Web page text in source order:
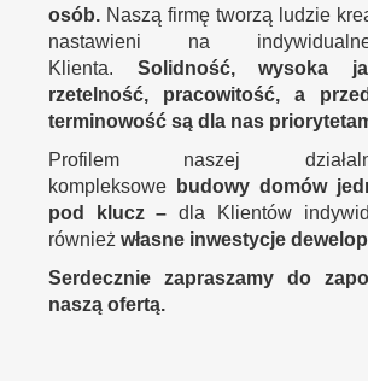
osób. Naszą firmę tworzą ludzie
nastawieni na
Klienta. Solidność, wysoka
rzetelność, pracowitość, a
terminowość są dla nas
Profilem naszej
kompleksowe
budowy domów
pod klucz –dla Klientów
również własne inwestycje
Serdecznie zapraszamy do
naszą ofertą.